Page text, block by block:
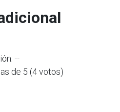
--
de 5 (4 votos)